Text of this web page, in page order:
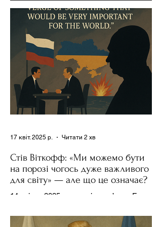
Стів Віткофф: «Ми можемо бути
на порозі чогось дуже важливого
для світу» — але що це означає?
14 квітня 2025 року , в інтерв’ю на Fox
Трампа та бізнесмен Стів Віткофф
17 квіт. 2025 р. Читати 2 хв